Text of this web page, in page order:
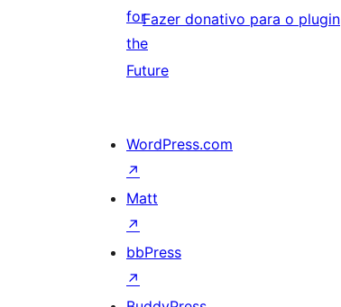
Fazer donativo para o plugin
for
the
Future
WordPress.com
↗
Matt
↗
bbPress
↗